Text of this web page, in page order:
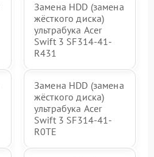
Замена HDD (замена
жёсткого диска)
ультрабука Acer
Swift 3 SF314-41-
R431
Замена HDD (замена
жёсткого диска)
ультрабука Acer
Swift 3 SF314-41-
R0TE